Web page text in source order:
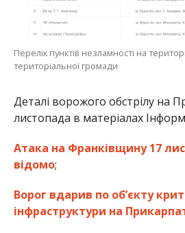
Перелік пунктів незламності на
територіальної громади
Деталі ворожого обстрілу на
листопада в матеріалах
Атака на Франківщину 17
відомо;
Ворог вдарив по об’єкту
інфраструктури на